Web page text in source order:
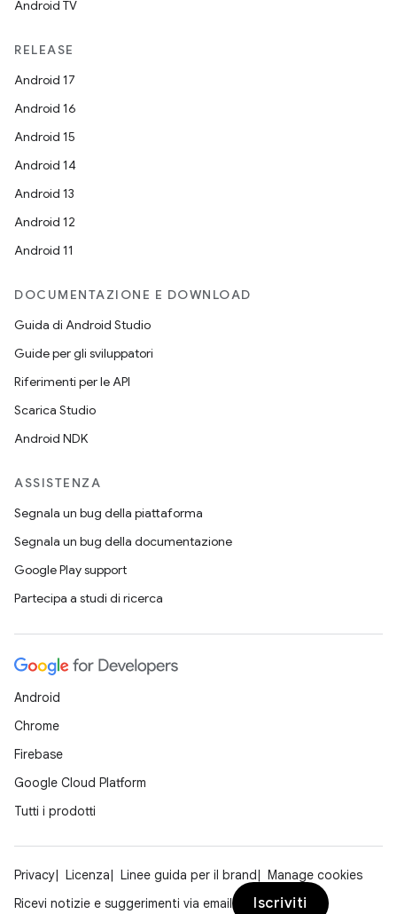
Android TV
RELEASE
Android 17
Android 16
Android 15
Android 14
Android 13
Android 12
Android 11
DOCUMENTAZIONE E DOWNLOAD
Guida di Android Studio
Guide per gli sviluppatori
Riferimenti per le API
Scarica Studio
Android NDK
ASSISTENZA
Segnala un bug della piattaforma
Segnala un bug della documentazione
Google Play support
Partecipa a studi di ricerca
Android
Chrome
Firebase
Google Cloud Platform
Tutti i prodotti
Privacy Licenza Linee guida per il brand
Manage cookies
Ricevi notizie e suggerimenti via email
Iscriviti